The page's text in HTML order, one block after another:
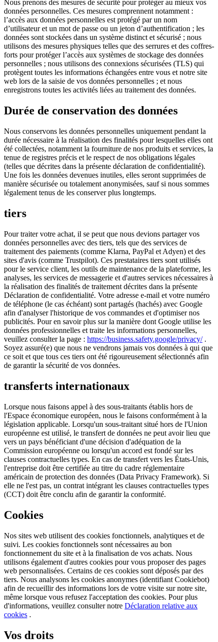
Nous prenons des mesures de sécurité pour protéger au mieux vos
données personnelles. Ces mesures comprennent notamment :
l’accès aux données personnelles est protégé par un nom
d’utilisateur et un mot de passe ou un jeton d’authentification ; les
données sont stockées dans un système distinct et sécurisé ; nous
utilisons des mesures physiques telles que des serrures et des coffres-
forts pour protéger l’accès aux systèmes de stockage des données
personnelles ; nous utilisons des connexions sécurisées (TLS) qui
protègent toutes les informations échangées entre vous et notre site
web lors de la saisie de vos données personnelles ; et nous
enregistrons toutes les activités liées au traitement des données.
Durée de conservation des données
Nous conservons les données personnelles uniquement pendant la
durée nécessaire à la réalisation des finalités pour lesquelles elles ont
été collectées, notamment la fourniture de nos produits et services, la
tenue de registres précis et le respect de nos obligations légales
(telles que décrites dans la présente déclaration de confidentialité).
Une fois les données devenues inutiles, elles seront supprimées de
manière sécurisée ou totalement anonymisées, sauf si nous sommes
légalement tenus de les conserver plus longtemps.
tiers
Pour traiter votre achat, il se peut que nous devions partager vos
données personnelles avec des tiers, tels que des services de
traitement des paiements (comme Klarna, PayPal et Adyen) et des
sites d'avis (comme Trustpilot). Ces prestataires tiers sont utilisés
pour le service client, les outils de maintenance de la plateforme, les
analyses, les services de messagerie et d'autres services nécessaires à
la réalisation des finalités de traitement décrites dans la présente
Déclaration de confidentialité. Votre adresse e-mail et votre numéro
de téléphone (le cas échéant) sont partagés (hachés) avec Google
afin d'analyser l'historique de vos commandes et d'optimiser nos
publicités. Pour en savoir plus sur la manière dont Google utilise les
données professionnelles et traite les informations personnelles,
veuillez consulter la page : https://business.safety.google/privacy/.
Soyez assuré(e) que nous ne vendrons jamais vos données à qui que
ce soit et que tous ces tiers ont été rigoureusement sélectionnés afin
de garantir la sécurité de vos données.
transferts internationaux
Lorsque nous faisons appel à des sous-traitants établis hors de
l'Espace économique européen, nous le faisons conformément à la
législation applicable. Lorsqu'un sous-traitant situé hors de l'Union
européenne est utilisé, le transfert de données ne peut avoir lieu que
vers un pays bénéficiant d'une décision d'adéquation de la
Commission européenne ou lorsqu'un accord est fondé sur les
clauses contractuelles types. En cas de transfert vers les États-Unis,
l'entreprise doit être certifiée au titre du cadre réglementaire
américain de protection des données (Data Privacy Framework). Si
elle ne l'est pas, un contrat intégrant les clauses contractuelles types
(CCT) doit être conclu afin de garantir la conformité.
Cookies
Nos sites web utilisent des cookies fonctionnels, analytiques et de
suivi. Les cookies fonctionnels sont nécessaires au bon
fonctionnement du site et à la finalisation de vos achats. Nous
utilisons également d'autres cookies pour vous proposer des pages
web personnalisées. Certains de ces cookies sont déposés par des
tiers. Nous analysons les cookies anonymes (identifiant Cookiebot)
afin de recueillir des informations lors de votre visite sur notre site,
même lorsque vous refusez l'acceptation des cookies. Pour plus
d'informations, veuillez consulter notre Déclaration relative aux
cookies .
Vos droits